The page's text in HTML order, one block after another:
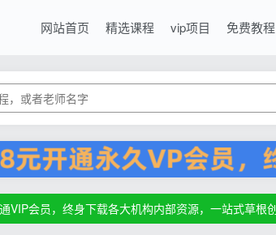
网站首页 精选课程 vip项目 免费教程
VIP会员，终身下载各大机构内部资源，一站式草
VIP会员，终身下载各大机构内部资源，一站式草
VIP会员，终身下载各大机构内部资源，一站式草根